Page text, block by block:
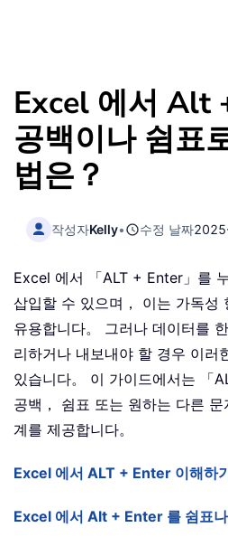
Excel 에서 Alt
공백이나 쉼표
법은？
작성자Kelly• 수정 날짜
Excel 에서 「ALT + Enter」를
삽입할 수 있으며， 이는 가독성
유용합니다。 그러나 데이터를
리하거나 내보내야 할 경우 이러
있습니다。 이 가이드에서는 「
공백， 쉼표 또는 원하는 다른
계를 제공합니다。
Excel 에서 ALT + Enter 이해하
Excel 에서 Alt + Enter 를 쉼표